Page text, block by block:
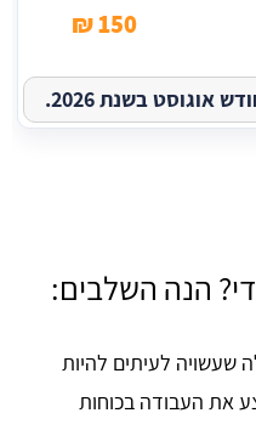
150 ₪
בשנת 2026.
הנה השלבים:
שעשויה לעיתים להיות
את העבודה בכוחות